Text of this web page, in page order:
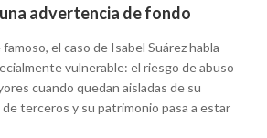
advertencia de fondo
el caso de Isabel Suárez habla
vulnerable: el riesgo de abuso
cuando quedan aisladas de su
terceros y su patrimonio pasa a estar